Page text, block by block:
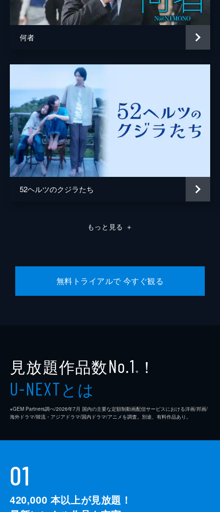
何者
52ヘルツのクジラたち
もっと見る ＋
無料トライアルで 今すぐ観る
見放題作品数No.1 ※ ！
U-NEXTとは
※GEM Partners調べ/2026年7⽉ 国内の主要な定額制動画配信サービスにおける洋画/邦画/
海外ドラマ/韓流・アジアドラマ/国内ドラマ/アニメを調査。別途、有料作品あり。
01
420,000 本以上が見放題！